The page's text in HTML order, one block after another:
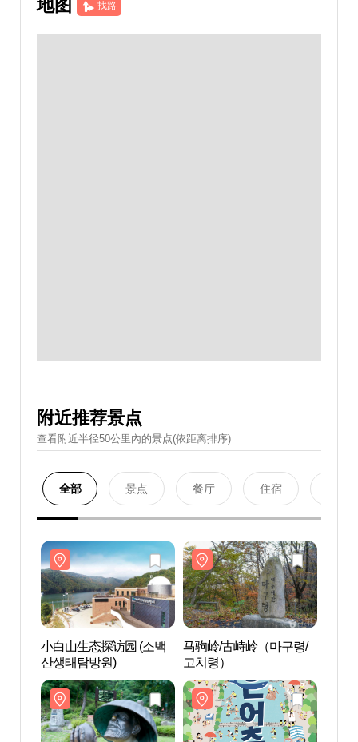
地图 找路
附近推荐景点
查看附近半径50公里內的景点(依距离排序)
全部 景点 餐厅 住宿
小白山生态探访园 (소백
산생태탐방원)
马驹岭/古峙岭（마구령/
고치령）